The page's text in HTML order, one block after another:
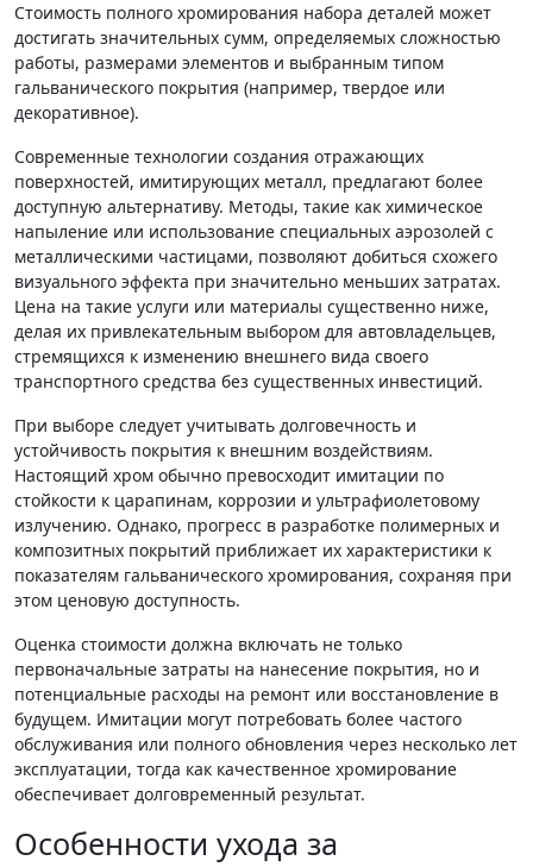
Стоимость полного хромирования набора деталей может
достигать значительных сумм, определяемых сложностью
работы, размерами элементов и выбранным типом
гальванического покрытия (например, твердое или
декоративное).
Современные технологии создания отражающих
поверхностей, имитирующих металл, предлагают более
доступную альтернативу. Методы, такие как химическое
напыление или использование специальных аэрозолей с
металлическими частицами, позволяют добиться схожего
визуального эффекта при значительно меньших затратах.
Цена на такие услуги или материалы существенно ниже,
делая их привлекательным выбором для автовладельцев,
стремящихся к изменению внешнего вида своего
транспортного средства без существенных инвестиций.
При выборе следует учитывать долговечность и
устойчивость покрытия к внешним воздействиям.
Настоящий хром обычно превосходит имитации по
стойкости к царапинам, коррозии и ультрафиолетовому
излучению. Однако, прогресс в разработке полимерных и
композитных покрытий приближает их характеристики к
показателям гальванического хромирования, сохраняя при
этом ценовую доступность.
Оценка стоимости должна включать не только
первоначальные затраты на нанесение покрытия, но и
потенциальные расходы на ремонт или восстановление в
будущем. Имитации могут потребовать более частого
обслуживания или полного обновления через несколько лет
эксплуатации, тогда как качественное хромирование
обеспечивает долговременный результат.
Особенности ухода за